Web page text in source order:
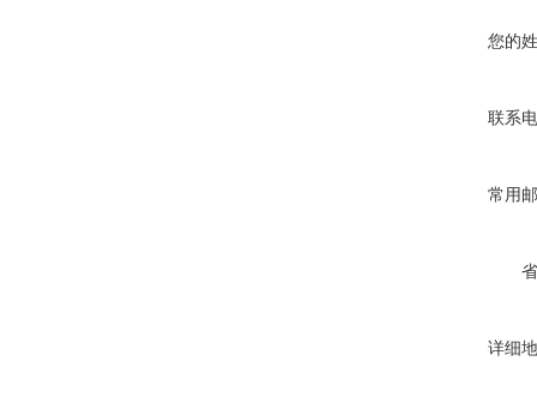
您的
联系
常用
详细